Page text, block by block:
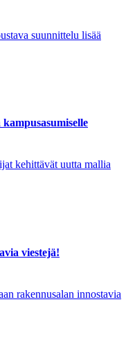
suunnittelu lisää
kehittävät uutta mallia
viestejä!
rakennusalan innostavia